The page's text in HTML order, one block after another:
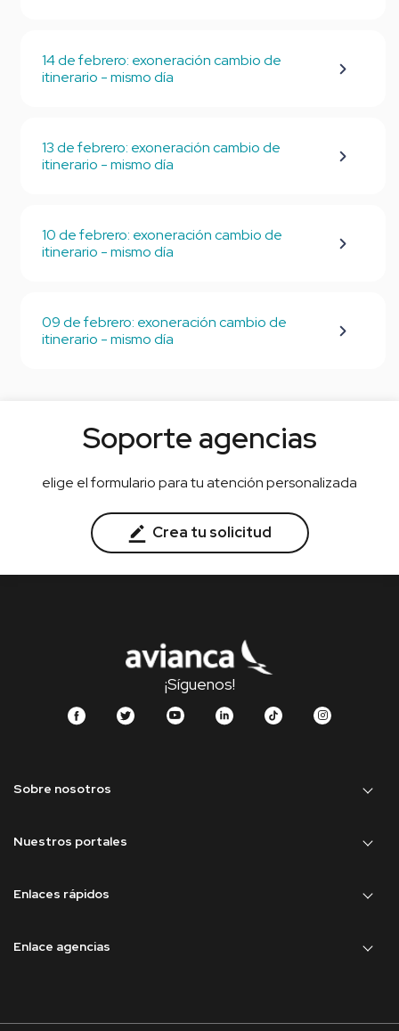
14 de febrero: exoneración cambio de
itinerario - mismo día
13 de febrero: exoneración cambio de
itinerario - mismo día
10 de febrero: exoneración cambio de
itinerario - mismo día
09 de febrero: exoneración cambio de
itinerario - mismo día
Soporte agencias
elige el formulario para tu atención personalizada
Crea tu solicitud
¡Síguenos!
Sobre nosotros
Nuestros portales
Enlaces rápidos
Enlace agencias